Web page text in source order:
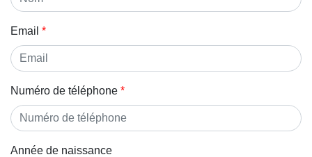
Email
Numéro de téléphone
Année de naissance